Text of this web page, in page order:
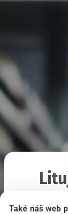
Také náš web